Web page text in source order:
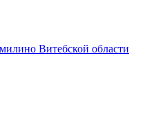
Витебской области